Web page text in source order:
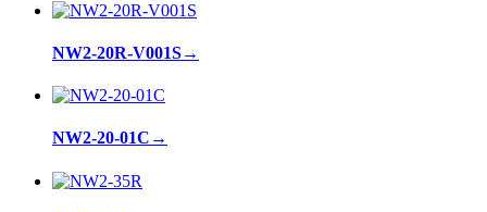
NW2-20R-V001S→
NW2-20-01C →